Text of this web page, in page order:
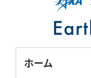
ホーム